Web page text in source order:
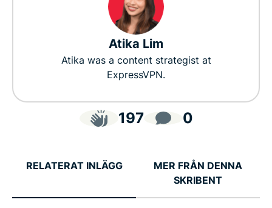
Atika Lim
Atika was a content strategist at
ExpressVPN.
197 0
RELATERAT INLÄGG
MER FRÅN DENNA
SKRIBENT